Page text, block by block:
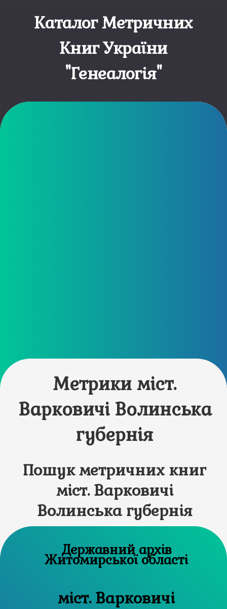
Каталог Метричних
Книг України
"Генеалогія"
Метрики міст.
Варковичі Волинська
губернія
Пошук метричних книг
міст. Варковичі
Волинська губернія
Державний архів
Житомирської області
міст. Варковичі